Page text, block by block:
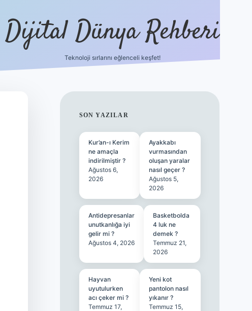
Dijital Dünya Rehberi
Teknoloji sırlarını eğlenceli keşfet!
SIDEBAR
SON YAZILAR
Kur’an-ı Kerim
ne amaçla
indirilmiştir ?
Ağustos 6,
2026
Ayakkabı
vurmasından
oluşan yaralar
nasıl geçer ?
Ağustos 5,
2026
Antidepresanlar
unutkanlığa iyi
gelir mi ?
Ağustos 4, 2026
Basketbolda
4 luk ne
demek ?
Temmuz 21,
2026
Hayvan
uyutulurken
acı çeker mi ?
Temmuz 17,
Yeni kot
pantolon nasıl
yıkanır ?
Temmuz 15,
tulipbet güncel giriş